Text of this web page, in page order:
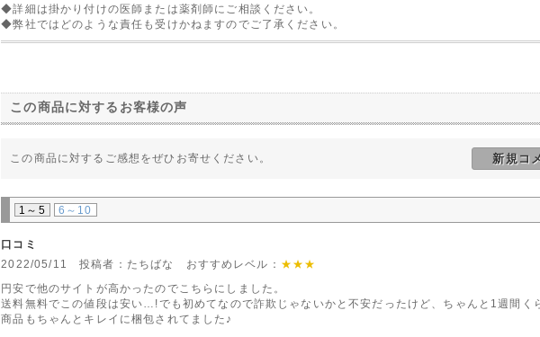
◆詳細は掛かり付けの医師または薬剤師にご相談ください。
◆弊社ではどのような責任も受けかねますのでご了承ください。
この商品に対するお客様の声
この商品に対するご感想をぜひお寄せください。 新規コ
1～5 6～10
口コミ
2022/05/11 投稿者：たちばな おすすめレベル： ★★★
円安で他のサイトが高かったのでこちらにしました。
送料無料でこの値段は安い…!でも初めてなので詐欺じゃないかと不安だったけど、ちゃんと1週間く
商品もちゃんとキレイに梱包されてました♪